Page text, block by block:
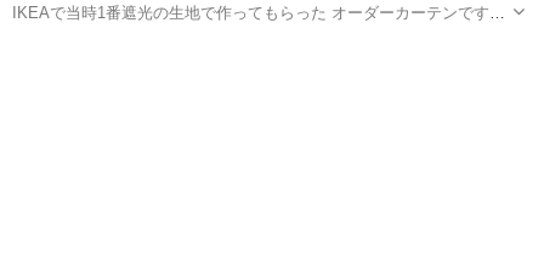
IKEAで当時1番遮光の生地で作ってもらった オーダーカーテンです。